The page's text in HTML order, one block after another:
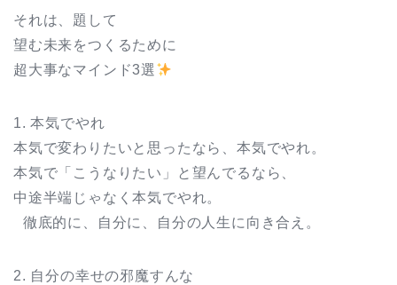
それは、題して
望む未来をつくるために
超大事なマインド3選
1. 本気でやれ
本気で変わりたいと思ったなら、本気でやれ。
本気で「こうなりたい」と望んでるなら、
中途半端じゃなく本気でやれ。
徹底的に、自分に、自分の人生に向き合え。
2. 自分の幸せの邪魔すんな